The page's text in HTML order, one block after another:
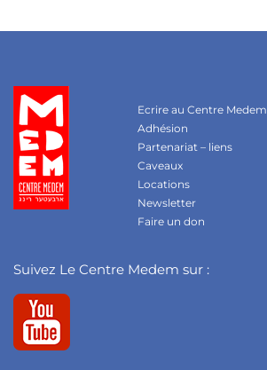
Ecrire au Centre Medem
Adhésion
Partenariat – liens
Caveaux
Locations
Newsletter
Faire un don
Suivez Le Centre Medem sur :